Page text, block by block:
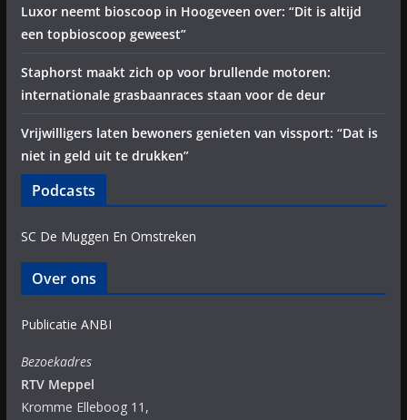
Luxor neemt bioscoop in Hoogeveen over: “Dit is altijd
een topbioscoop geweest”
Staphorst maakt zich op voor brullende motoren:
internationale grasbaanraces staan voor de deur
Vrijwilligers laten bewoners genieten van vissport: “Dat is
niet in geld uit te drukken”
Podcasts
SC De Muggen En Omstreken
Over ons
Publicatie ANBI
Bezoekadres
RTV Meppel
Kromme Elleboog 11,